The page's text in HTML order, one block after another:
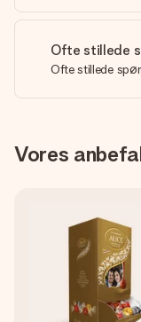
Ofte stillede
Ofte stillede
Vores